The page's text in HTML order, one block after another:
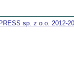
sp. z o.o. 2012-